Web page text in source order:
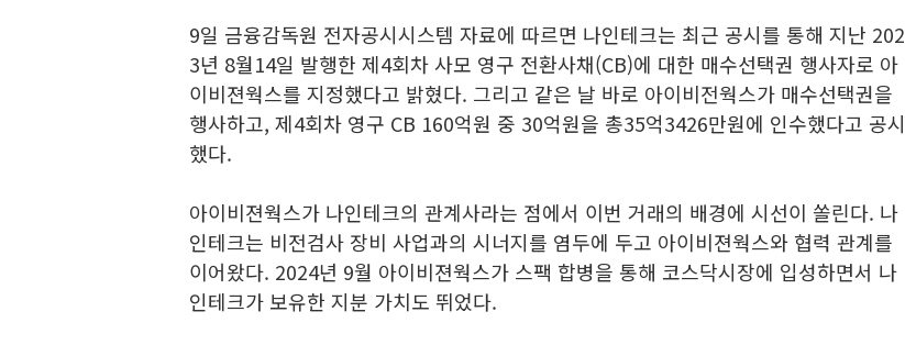
9일 금융감독원 전자공시시스템 자료에 따르면 나인테크는 최근 공시를 통해 지난 202
3년 8월14일 발행한 제4회차 사모 영구 전환사채(CB)에 대한 매수선택권 행사자로 아
이비젼웍스를 지정했다고 밝혔다. 그리고 같은 날 바로 아이비전웍스가 매수선택권을
행사하고, 제4회차 영구 CB 160억원 중 30억원을 총35억3426만원에 인수했다고 공시
했다.
아이비젼웍스가 나인테크의 관계사라는 점에서 이번 거래의 배경에 시선이 쏠린다. 나
인테크는 비전검사 장비 사업과의 시너지를 염두에 두고 아이비젼웍스와 협력 관계를
이어왔다. 2024년 9월 아이비젼웍스가 스팩 합병을 통해 코스닥시장에 입성하면서 나
인테크가 보유한 지분 가치도 뛰었다.